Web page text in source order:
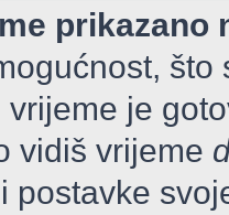
prikazano
je
vidiš vrijeme
postavke